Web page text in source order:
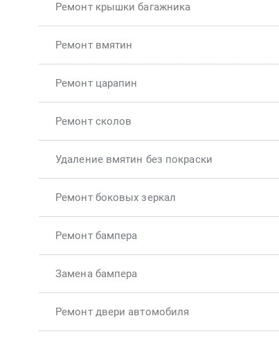
Ремонт крышки багажника
Ремонт вмятин
Ремонт царапин
Ремонт сколов
Удаление вмятин без покраски
Ремонт боковых зеркал
Ремонт бампера
Замена бампера
Ремонт двери автомобиля